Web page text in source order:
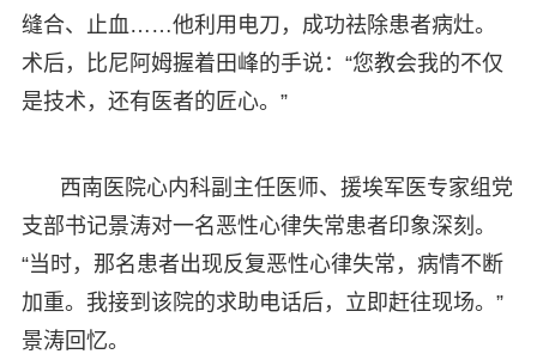
缝合、止血……他利用电刀，成功祛除患者病灶。
术后，比尼阿姆握着田峰的手说：“您教会我的不仅
是技术，还有医者的匠心。”
西南医院心内科副主任医师、援埃军医专家组党
支部书记景涛对一名恶性心律失常患者印象深刻。
“当时，那名患者出现反复恶性心律失常，病情不断
加重。我接到该院的求助电话后，立即赶往现场。”
景涛回忆。